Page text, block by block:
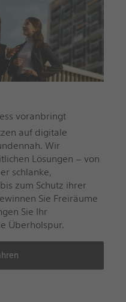
voranbringt
auf digitale
Wir
Lösungen – von
schlanke,
zum Schutz ihrer
Sie Freiräume
Sie Ihr
Überholspur.